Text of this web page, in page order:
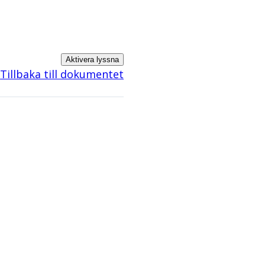
Aktivera lyssna
Tillbaka till dokumentet